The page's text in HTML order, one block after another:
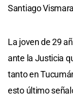
Santiago
La joven de 29
ante la Justicia
tanto en
esto último